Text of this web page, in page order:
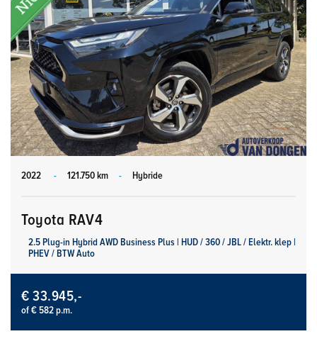
2022 - 121.750 km - Hybride
Toyota RAV4
2.5 Plug-in Hybrid AWD Business Plus | HUD / 360 / JBL / Elektr. klep |
PHEV / BTW Auto
€ 33.945,-
of € 582 p.m.